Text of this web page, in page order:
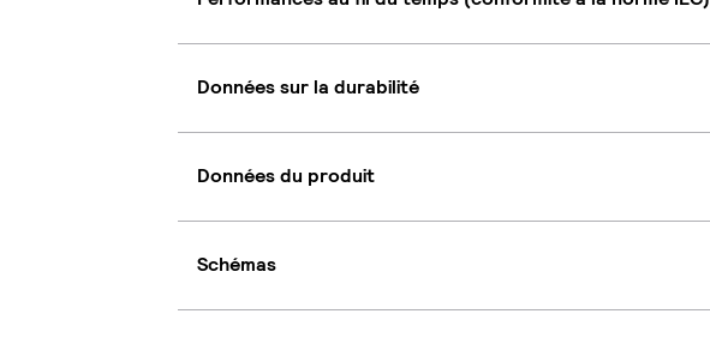
Données sur la durabilité
Données du produit
Schémas